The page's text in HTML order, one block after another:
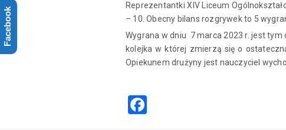
Reprezentantki XIV Liceum
– 10. Obecny bilans rozgrywek to 5
Wygrana w dniu 7 marca 2023 r. jest
kolejka w której zmierzą się o
Opiekunem drużyny jest nauczyciel
Facebook